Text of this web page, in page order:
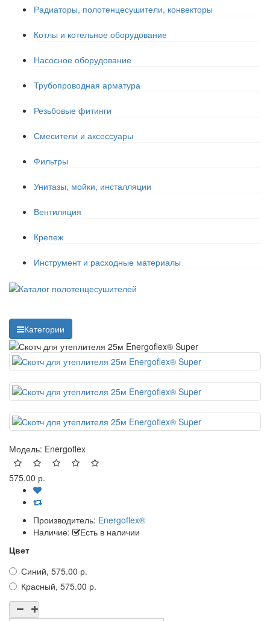
Радиаторы, полотенцесушители, конвекторы
Котлы и котельное оборудование
Насосное оборудование
Трубопроводная арматура
Резьбовые фитинги
Смесители и аксессуары
Фильтры
Унитазы, мойки, инсталляции
Вентиляция
Крепеж
Инструмент и расходные материалы
Категории
Модель: Energoflex
575.00 р.
Производитель: Energoflex®
Наличие:
Есть в наличии
Цвет
Синий, 575.00 р.
Красный, 575.00 р.